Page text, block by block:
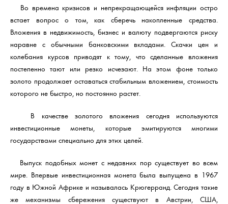
Во времена кризисов и непрекращающейся инфляции остро
встает вопрос о том, как сберечь накопленные средства.
Вложения в недвижимость, бизнес и валюту подвергаются риску
наравне с обычными банковскими вкладами. Скачки цен и
колебания курсов приводят к тому, что сделанные вложения
постепенно тают или резко исчезают. На этом фоне только
золото продолжает оставаться стабильным вложением, стоимость
которого не быстро, но постоянно растет.
В качестве золотого вложения сегодня используются
инвестиционные монеты, которые эмитируются многими
государствами специально для этих целей.
Выпуск подобных монет с недавних пор существует во всем
мире. Впервые инвестиционная монета была выпущена в 1967
году в Южной Африке и называлась Крюгерранд. Сегодня такие
же механизмы сбережения существуют в Австрии, США,